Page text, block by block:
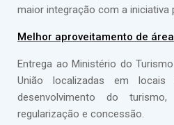
maior integração com a iniciativa
Melhor aproveitamento de
Entrega ao Ministério do
União localizadas em
desenvolvimento do
regularização e concessão.